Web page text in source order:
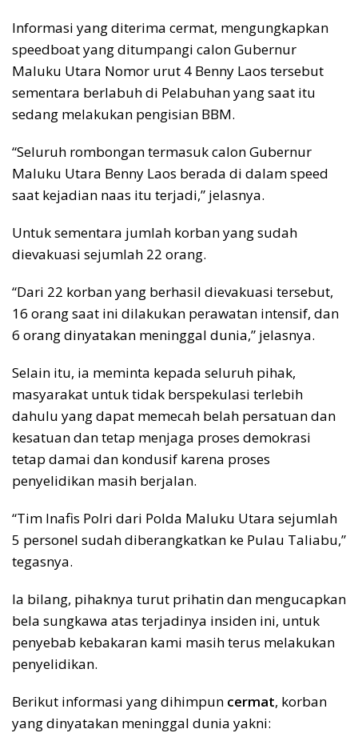
Informasi yang diterima cermat, mengungkapkan
speedboat yang ditumpangi calon Gubernur
Maluku Utara Nomor urut 4 Benny Laos tersebut
sementara berlabuh di Pelabuhan yang saat itu
sedang melakukan pengisian BBM.
“Seluruh rombongan termasuk calon Gubernur
Maluku Utara Benny Laos berada di dalam speed
saat kejadian naas itu terjadi,” jelasnya.
Untuk sementara jumlah korban yang sudah
dievakuasi sejumlah 22 orang.
“Dari 22 korban yang berhasil dievakuasi tersebut,
16 orang saat ini dilakukan perawatan intensif, dan
6 orang dinyatakan meninggal dunia,” jelasnya.
Selain itu, ia meminta kepada seluruh pihak,
masyarakat untuk tidak berspekulasi terlebih
dahulu yang dapat memecah belah persatuan dan
kesatuan dan tetap menjaga proses demokrasi
tetap damai dan kondusif karena proses
penyelidikan masih berjalan.
“Tim Inafis Polri dari Polda Maluku Utara sejumlah
5 personel sudah diberangkatkan ke Pulau Taliabu,”
tegasnya.
Ia bilang, pihaknya turut prihatin dan mengucapkan
bela sungkawa atas terjadinya insiden ini, untuk
penyebab kebakaran kami masih terus melakukan
penyelidikan.
Berikut informasi yang dihimpun cermat, korban
yang dinyatakan meninggal dunia yakni: